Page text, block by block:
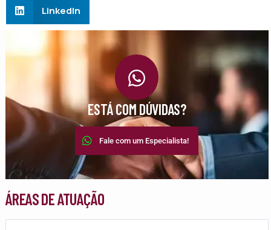
LinkedIn
ESTÁ COM DÚVIDAS?
Fale com um Especialista!
ÁREAS DE ATUAÇÃO